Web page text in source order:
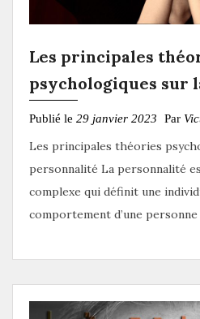
Les principales
psychologiques sur
Publié le 29 janvier 2023 Par
Les principales théories
personnalité La personnalité
complexe qui définit une
comportement d’une